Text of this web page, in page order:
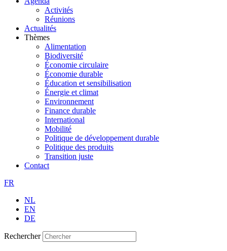
Activités
Réunions
Actualités
Thèmes
Alimentation
Biodiversité
Économie circulaire
Économie durable
Éducation et sensibilisation
Énergie et climat
Environnement
Finance durable
International
Mobilité
Politique de développement durable
Politique des produits
Transition juste
Contact
FR
NL
EN
DE
Rechercher